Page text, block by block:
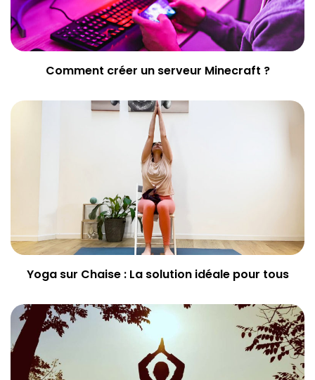
Comment créer un serveur Minecraft ?
Yoga sur Chaise : La solution idéale pour tous